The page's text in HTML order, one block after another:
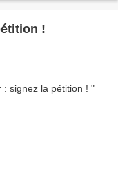
!